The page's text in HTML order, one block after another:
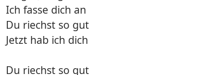
Ich fasse dich an
Du riechst so gut
Jetzt hab ich dich
Du riechst so gut